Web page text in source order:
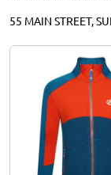
55 MAIN STREET,